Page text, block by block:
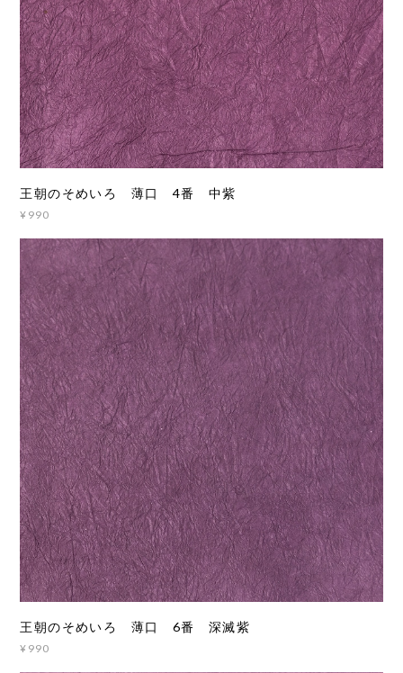
王朝のそめいろ 薄口 4番 中紫
¥990
王朝のそめいろ 薄口 6番 深滅紫
¥990